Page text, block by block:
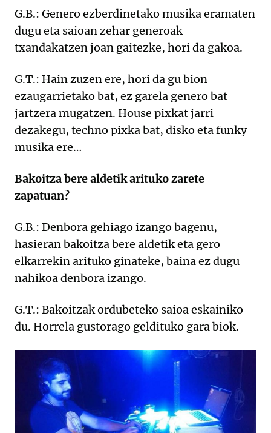
G.B.: Genero ezberdinetako musika eramaten
dugu eta saioan zehar generoak
txandakatzen joan gaitezke, hori da gakoa.
G.T.: Hain zuzen ere, hori da gu bion
ezaugarrietako bat, ez garela genero bat
jartzera mugatzen. House pixkat jarri
dezakegu, techno pixka bat, disko eta funky
musika ere…
Bakoitza bere aldetik arituko zarete
zapatuan?
G.B.: Denbora gehiago izango bagenu,
hasieran bakoitza bere aldetik eta gero
elkarrekin arituko ginateke, baina ez dugu
nahikoa denbora izango.
G.T.: Bakoitzak ordubeteko saioa eskainiko
du. Horrela gustorago geldituko gara biok.